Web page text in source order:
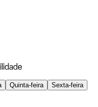
Quinta-feira
Sexta-feira